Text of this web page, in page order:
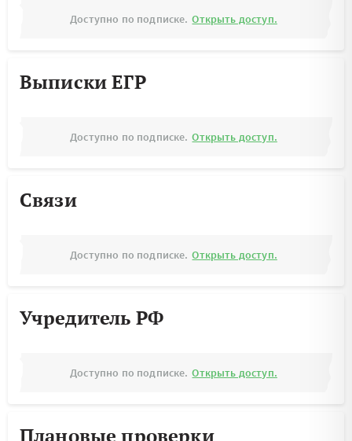
Доступно по подписке. Открыть доступ.
Выписки ЕГР
Доступно по подписке. Открыть доступ.
Связи
Доступно по подписке. Открыть доступ.
Учредитель РФ
Доступно по подписке. Открыть доступ.
Плановые проверки